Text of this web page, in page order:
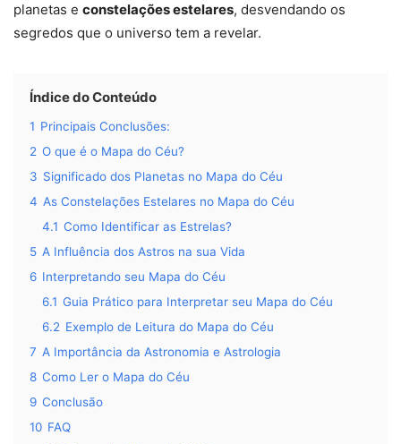
planetas e constelações estelares, desvendando os
segredos que o universo tem a revelar.
Índice do Conteúdo
1 Principais Conclusões:
2 O que é o Mapa do Céu?
3 Significado dos Planetas no Mapa do Céu
4 As Constelações Estelares no Mapa do Céu
4.1 Como Identificar as Estrelas?
5 A Influência dos Astros na sua Vida
6 Interpretando seu Mapa do Céu
6.1 Guia Prático para Interpretar seu Mapa do Céu
6.2 Exemplo de Leitura do Mapa do Céu
7 A Importância da Astronomia e Astrologia
8 Como Ler o Mapa do Céu
9 Conclusão
10 FAQ